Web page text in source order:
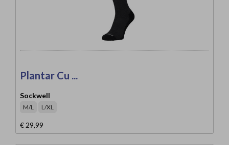
Plantar Cu ...
Sockwell
M/L L/XL
€ 29,99